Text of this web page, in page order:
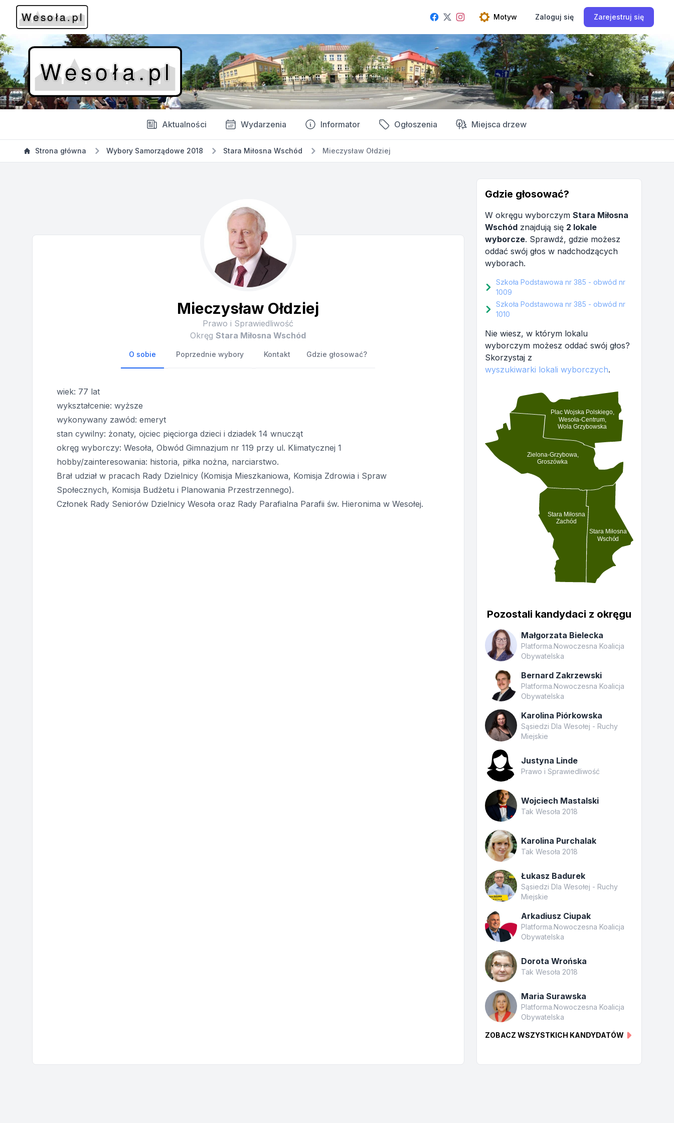
Facebook
TwitterInstagramOpen theme menu
Motyw Zaloguj się Zarejestruj się
Aktualności Wydarzenia Informator Ogłoszenia Miejsca drzew
Strona główna Wybory Samorządowe 2018 Stara Miłosna Wschód Mieczysław Ołdziej
Mieczysław Ołdziej
Prawo i Sprawiedliwość
OkręgStara Miłosna Wschód
O sobie Poprzednie wybory Kontakt Gdzie głosować?
wiek: 77 lat
wykształcenie: wyższe
wykonywany zawód: emeryt
stan cywilny: żonaty, ojciec pięciorga dzieci i dziadek 14 wnucząt
okręg wyborczy: Wesoła, Obwód Gimnazjum nr 119 przy ul. Klimatycznej 1
hobby/zainteresowania: historia, piłka nożna, narciarstwo.
Brał udział w pracach Rady Dzielnicy (Komisja Mieszkaniowa, Komisja Zdrowia i Spraw
Społecznych, Komisja Budżetu i Planowania Przestrzennego).
Członek Rady Seniorów Dzielnicy Wesoła oraz Rady Parafialna Parafii św. Hieronima w Wesołej.
Gdzie głosować?
W okręgu wyborczym Stara Miłosna
Wschódznajdują się 2 lokale
wyborcze. Sprawdź, gdzie możesz
oddać swój głos w nadchodzących
wyborach.
Szkoła Podstawowa nr 385 - obwód nr
1009
Szkoła Podstawowa nr 385 - obwód nr
1010
Nie wiesz, w którym lokalu
wyborczym możesz oddać swój głos?
Skorzystaj z
wyszukiwarki lokali wyborczych.
Stara Miłosna
Wschód
Stara Miłosna
Zachód
Zielona-Grzybowa,
Groszówka
Plac Wojska Polskiego,
Wesoła-Centrum,
Wola Grzybowska
Pozostali kandydaci z okręgu
Małgorzata Bielecka
Platforma.Nowoczesna Koalicja
Obywatelska
Bernard Zakrzewski
Platforma.Nowoczesna Koalicja
Obywatelska
Karolina Piórkowska
Sąsiedzi Dla Wesołej - Ruchy
Miejskie
Justyna Linde
Prawo i Sprawiedliwość
Wojciech Mastalski
Tak Wesoła 2018
Karolina Purchalak
Tak Wesoła 2018
Łukasz Badurek
Sąsiedzi Dla Wesołej - Ruchy
Miejskie
Arkadiusz Ciupak
Platforma.Nowoczesna Koalicja
Obywatelska
Dorota Wrońska
Tak Wesoła 2018
Maria Surawska
Platforma.Nowoczesna Koalicja
Obywatelska
ZOBACZ WSZYSTKICH KANDYDATÓW